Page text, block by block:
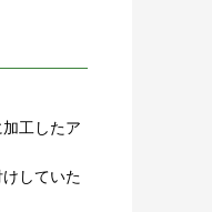
工したア
していた